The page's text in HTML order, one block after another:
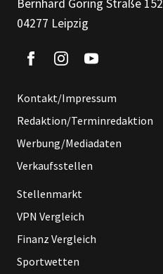
Bernhard Göring Straße 152
04277 Leipzig
Kontakt/Impressum
Redaktion/Terminredaktion
Werbung/Mediadaten
Verkaufsstellen
Stellenmarkt
VPN Vergleich
Finanz Vergleich
Sportwetten